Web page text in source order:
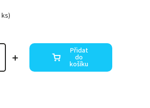
ks)
Přidat
do
košíku